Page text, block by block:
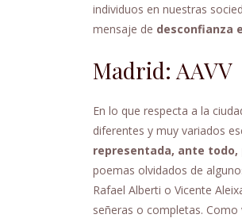
individuos en nuestras
mensaje de desconfianza
Madrid: AAVV
En lo que respecta a la
diferentes y muy variados
representada, ante todo,
poemas olvidados de
Rafael Alberti o Vicente
señeras o completas.